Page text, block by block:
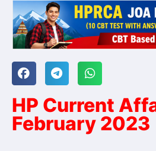
HP Current
February 2023